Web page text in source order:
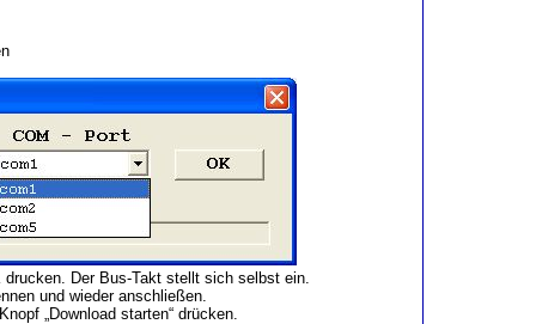
Der Bus-Takt stellt sich selbst ein.
und wieder anschließen.
„Download starten“ drücken.